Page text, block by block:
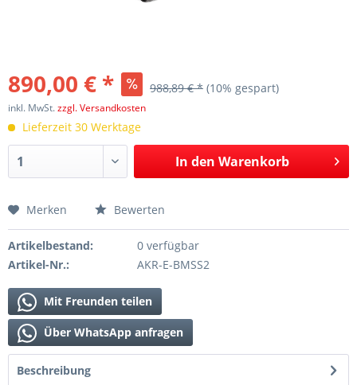
890,00 € * 988,89 € * (10% gespart)
inkl. MwSt.zzgl. Versandkosten
Lieferzeit 30 Werktage
In den Warenkorb
Merken Bewerten
Artikelbestand:
0 verfügbar
Artikel-Nr.:
AKR-E-BMSS2
Mit Freunden teilen
Über WhatsApp anfragen
Beschreibung